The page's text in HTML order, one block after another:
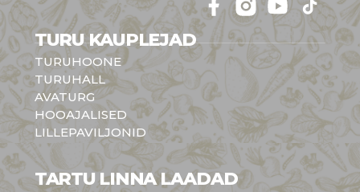
TURU KAUPLEJAD
TURUHOONE
TURUHALL
AVATURG
HOOAJALISED
LILLEPAVILJONID
TARTU LINNA LAADAD